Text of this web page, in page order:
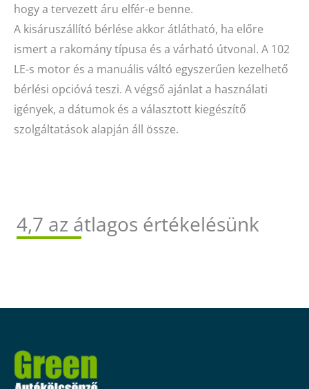
hogy a tervezett áru elfér-e benne.
A kisáruszállító bérlése akkor átlátható, ha előre
ismert a rakomány típusa és a várható útvonal. A 102
LE-s motor és a manuális váltó egyszerűen kezelhető
bérlési opcióvá teszi. A végső ajánlat a használati
igények, a dátumok és a választott kiegészítő
szolgáltatások alapján áll össze.
4,7 az átlagos értékelésünk